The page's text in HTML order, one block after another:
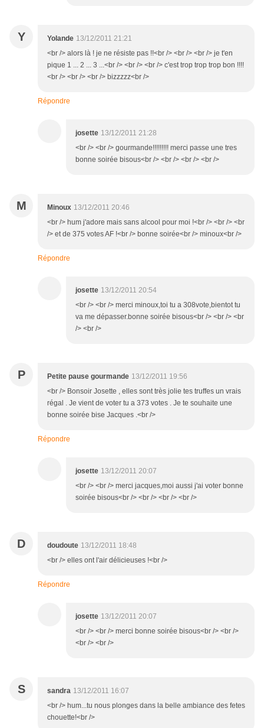
Y Yolande 13/12/2011 21:21
<br /> alors là ! je ne résiste pas !!<br /> <br /> <br /> je t'en
pique 1 ... 2 ... 3 ...<br /> <br /> <br /> c'est trop trop trop bon !!!!
<br /> <br /> <br /> bizzzzz<br />
Répondre
josette 13/12/2011 21:28
<br /> <br /> gourmande!!!!!!!!! merci passe une tres
bonne soirée bisous<br /> <br /> <br /> <br />
M Minoux 13/12/2011 20:46
<br /> hum j'adore mais sans alcool pour moi !<br /> <br /> <br
/> et de 375 votes AF !<br /> bonne soirée<br /> minoux<br />
Répondre
josette 13/12/2011 20:54
<br /> <br /> merci minoux,toi tu a 308vote,bientot tu
va me dépasser.bonne soirée bisous<br /> <br /> <br
/> <br />
P Petite pause gourmande 13/12/2011 19:56
<br /> Bonsoir Josette , elles sont très jolie tes truffes un vrais
régal . Je vient de voter tu a 373 votes . Je te souhaite une
bonne soirée bise Jacques .<br />
Répondre
josette 13/12/2011 20:07
<br /> <br /> merci jacques,moi aussi j'ai voter bonne
soirée bisous<br /> <br /> <br /> <br />
D doudoute 13/12/2011 18:48
<br /> elles ont l'air délicieuses !<br />
Répondre
josette 13/12/2011 20:07
<br /> <br /> merci bonne soirée bisous<br /> <br />
<br /> <br />
S sandra 13/12/2011 16:07
<br /> hum...tu nous plonges dans la belle ambiance des fetes
chouette!<br />